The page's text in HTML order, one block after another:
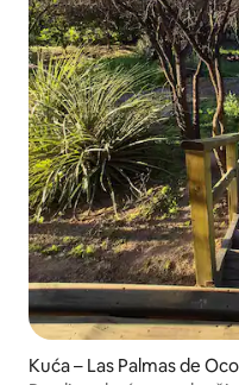
Kuća – Las Palmas de